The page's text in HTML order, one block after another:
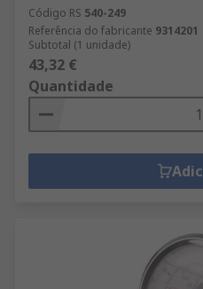
Código RS 540-249
Referência do fabricante 9314201
Subtotal (1 unidade)
43,32 €
Quantidade